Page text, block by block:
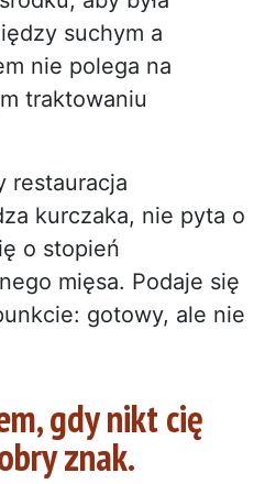
suchym a
nie polega na
traktowaniu
restauracja
kurczaka, nie pyta o
o stopień
mięsa. Podaje się
gotowy, ale nie
gdy nikt cię
znak.